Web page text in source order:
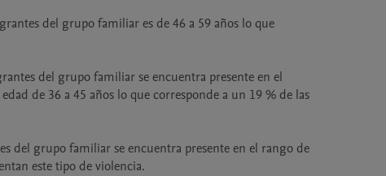
del grupo familiar es de 46 a 59 años lo que
del grupo familiar se encuentra presente en el
de 36 a 45 años lo que corresponde a un 19 % de las
del grupo familiar se encuentra presente en el rango de
este tipo de violencia.